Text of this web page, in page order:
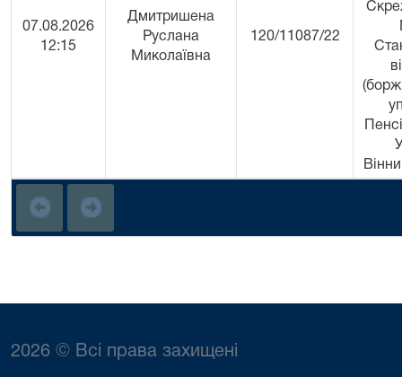
07.08.2026
12:15
Дмитришена
Руслана
Миколаївна
120/11087/22
2026 © Всі права захищені